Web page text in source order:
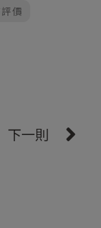
價
下一則